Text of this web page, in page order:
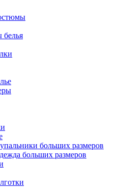
белья
больших размеров
больших размеров